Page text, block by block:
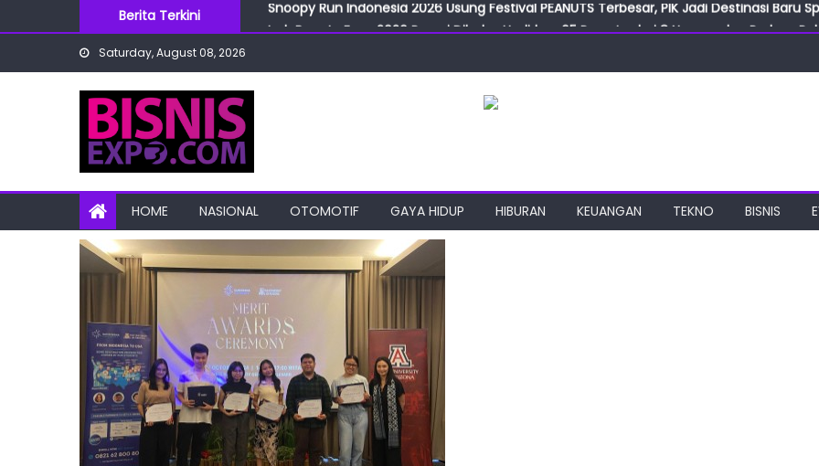
to
Berita Terkini
IndoBeauty Expo 2026 Resmi Dibuka, Hadirkan 65 Peserta dari 8 Negara dan Perluas
Snoopy Run Indonesia 2026 Usung Festival PEANUTS Terbesar, PIK Jadi Destinasi Baru
Saturday, August 08, 2026
HOME NASIONAL OTOMOTIF GAYA HIDUP HIBURAN KEUANGAN TEKNO BISNIS